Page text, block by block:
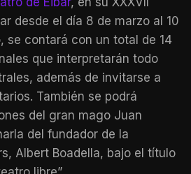
desde el día 8 de marzo al 10
se contará con un total de 14
que interpretarán todo
además de invitarse a
También se podrá
del gran mago Juan
del fundador de la
Albert Boadella, bajo el título